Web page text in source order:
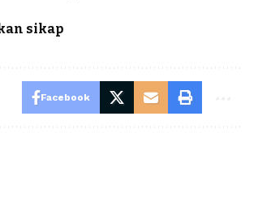
sikap
Facebook